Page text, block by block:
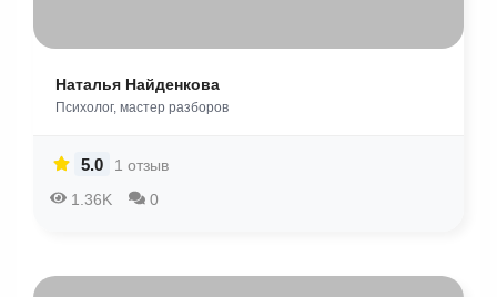
Наталья Найденкова
Психолог, мастер разборов
1.36K 0
5.0 1 отзыв